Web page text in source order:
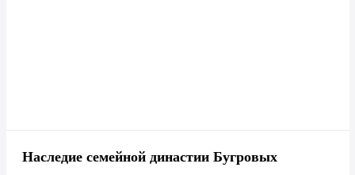
Наследие семейной династии Бугровых